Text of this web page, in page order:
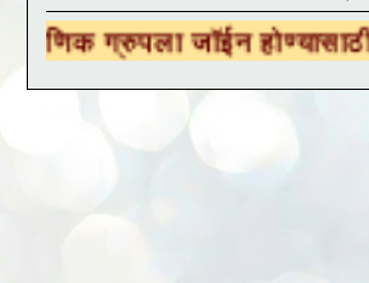
जॉईन होण्यासाठीयेथे क्लिक